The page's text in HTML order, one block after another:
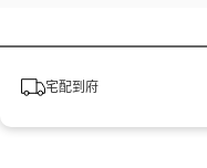
宅配到府